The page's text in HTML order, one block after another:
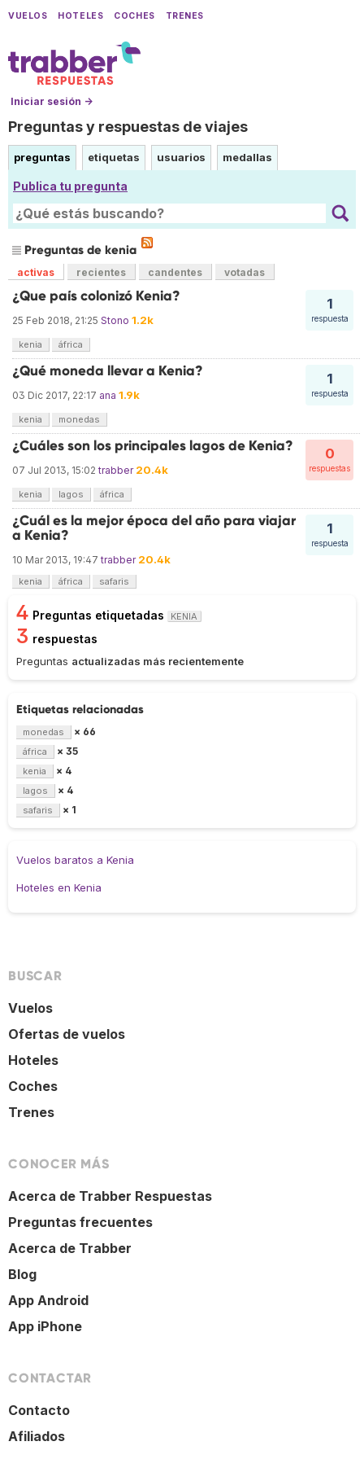
VUELOS HOTELES COCHES TRENES
Iniciar sesión →
Preguntas y respuestas de viajes
preguntas etiquetas usuarios medallas
Publica tu pregunta
Preguntas de kenia
activas recientes candentes votadas
1
respuesta
¿Que país colonizó Kenia?
25 Feb 2018, 21:25 Stono 1.2k
kenia áfrica
1
respuesta
¿Qué moneda llevar a Kenia?
03 Dic 2017, 22:17 ana 1.9k
kenia monedas
0
respuestas
¿Cuáles son los principales lagos de Kenia?
07 Jul 2013, 15:02 trabber 20.4k
kenia lagos áfrica
1
respuesta
¿Cuál es la mejor época del año para viajar
a Kenia?
10 Mar 2013, 19:47 trabber 20.4k
kenia áfrica safaris
4 Preguntas etiquetadas KENIA
3 respuestas
Preguntas actualizadas más recientemente
Etiquetas relacionadas
monedas × 66
áfrica × 35
kenia × 4
lagos × 4
safaris × 1
Vuelos baratos a Kenia
Hoteles en Kenia
BUSCAR
Vuelos
Ofertas de vuelos
Hoteles
Coches
Trenes
CONOCER MÁS
Acerca de Trabber Respuestas
Preguntas frecuentes
Acerca de Trabber
Blog
App Android
App iPhone
CONTACTAR
Contacto
Afiliados